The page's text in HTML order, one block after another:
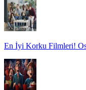
En İyi Korku Filmleri!